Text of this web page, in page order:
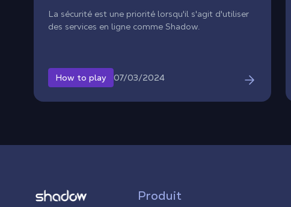
La sécurité est une priorité lorsqu'il s'agit d'utiliser
des services en ligne comme Shadow.
How to play 07/03/2024
Shadow.tech
Produit